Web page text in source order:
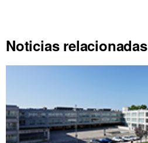
Noticias relacionadas